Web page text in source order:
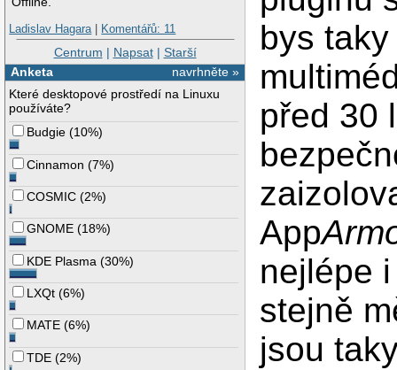
Ladislav Hagara| Komentářů: 11
Centrum | Napsat| Starší
navrhněte »
Anketa
Které desktopové prostředí na Linuxu
používáte?
Budgie (10%)
Cinnamon (7%)
COSMIC (2%)
GNOME (18%)
KDE Plasma (30%)
LXQt (6%)
MATE (6%)
TDE (2%)
bys
před 30
App
nejlépe
stejně
jsou